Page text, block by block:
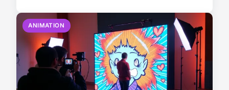
ANIMATION